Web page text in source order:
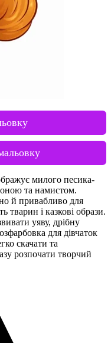
милого песика-
та намистом.
й привабливо для
і казкові образи.
уяву, дрібну
для дівчаток
скачати та
розпочати творчий